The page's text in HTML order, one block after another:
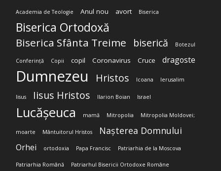
Academia de Teologie Anul nou avort Biserica
Biserica Ortodoxă
Biserica Sfânta Treime biserică Botezul
Conferință Copii copil Coronavirus Cruce dragoste
Dumnezeu Hristos Icoana Ierusalim
Iisus Iisus Hristos Ilarion Boian Israel
Lucășeuca mamă Mitropolia Mitropolia Moldovei;
moarte Mântuitorul Hristos Nașterea Domnului
Orhei ortodoxia Papa Francisc Patriarhia de la Moscova
Patriarhia Română Patriarhul Bisericii Ortodoxe Române